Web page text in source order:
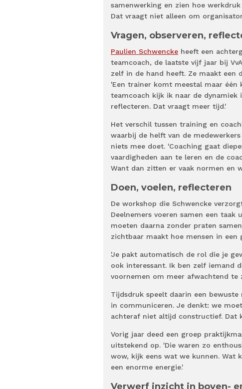
samenwerking en zien hoe
Dat vraagt niet alleen om
Vragen, observeren,
Paulien Schwencke heeft een
teamcoach, de laatste vijf jaar bij
zelf in de hand heeft. Ze maakt een
'Een trainer komt meestal maar één
teamcoach kijk ik naar de dynamiek
reflecteren. Dat vraagt meer tijd.'
Het verschil tussen training en
waarbij de helft van de
niets mee doet. 'Coaching gaat
vaardigheden aan te leren en de
Want dan zitten er vaak normen en
Doen, voelen, reflecteren
De workshop die Schwencke
Deelnemers voeren samen een
moeten daarna zonder praten
zichtbaar maakt hoe mensen in een
'Je pakt automatisch de rol die je
ook interessant. Ik ben zelf iemand
voornemen om meer afwachtend
Tijdsdruk speelt daarin een
in communiceren. Je denkt: we
achteraf niet altijd constructief. Dat
Vorig jaar deed een groep
uitstekend op. 'Die waren zo
wow, kijk eens wat we kunnen. Wat
een enorme energie.'
Verwerf inzicht in boven-